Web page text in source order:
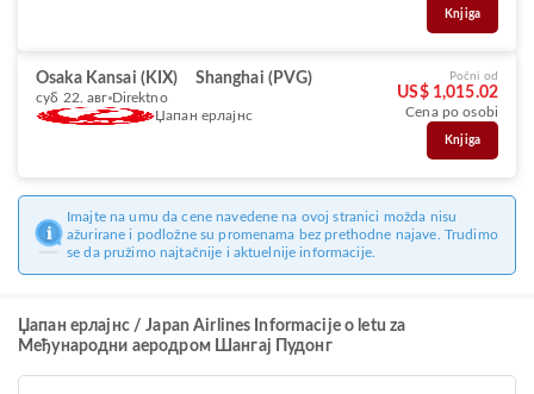
Knjiga
Osaka Kansai (KIX) Shanghai (PVG)
суб 22. авг Direktno
Џапан ерлајнс
Počni od
US$ 1,015.02
Cena po osobi
Knjiga
Imajte na umu da cene navedene na ovoj stranici možda nisu
ažurirane i podložne su promenama bez prethodne najave. Trudimo
se da pružimo najtačnije i aktuelnije informacije.
Џапан ерлајнс / Japan Airlines Informacije o letu za
Међународни аеродром Шангај Пудонг